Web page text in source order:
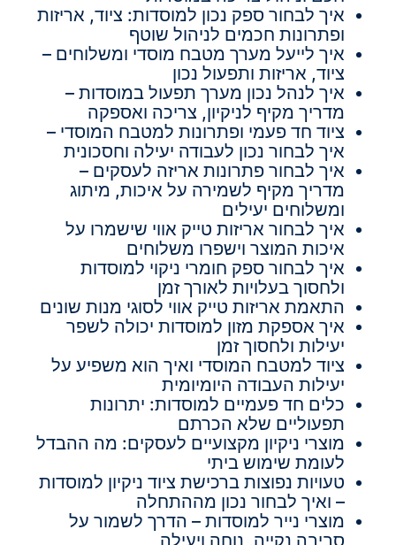
איך לבחור ספק נכון למוסדות: ציוד, אריזות
ופתרונות חכמים לניהול שוטף
איך לייעל מערך מטבח מוסדי ומשלוחים –
ציוד, אריזות ותפעול נכון
איך לנהל נכון מערך תפעול במוסדות –
מדריך מקיף לניקיון, צריכה ואספקה
ציוד חד פעמי ופתרונות למטבח המוסדי –
איך לבחור נכון לעבודה יעילה וחסכונית
איך לבחור פתרונות אריזה לעסקים –
מדריך מקיף לשמירה על איכות, מיתוג
ומשלוחים יעילים
איך לבחור אריזות טייק אווי שישמרו על
איכות המוצר וישפרו משלוחים
איך לבחור ספק חומרי ניקוי למוסדות
ולחסוך בעלויות לאורך זמן
התאמת אריזות טייק אווי לסוגי מנות שונים
איך אספקת מזון למוסדות יכולה לשפר
יעילות ולחסוך זמן
ציוד למטבח המוסדי ואיך הוא משפיע על
יעילות העבודה היומיומית
כלים חד פעמיים למוסדות: יתרונות
תפעוליים שלא הכרתם
מוצרי ניקיון מקצועיים לעסקים: מה ההבדל
לעומת שימוש ביתי
טעויות נפוצות ברכישת ציוד ניקיון למוסדות
– ואיך לבחור נכון מההתחלה
מוצרי נייר למוסדות – הדרך לשמור על
סביבה נקייה, נוחה ויעילה